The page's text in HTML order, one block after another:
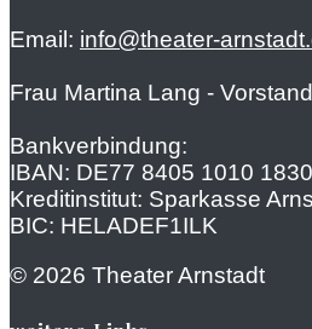
Email: info@theater-
Frau Martina Lang -
Bankverbindung:
IBAN: DE77 8405 1010
Kreditinstitut: Sparkasse
BIC: HELADEF1ILK
© 2026 Theater Arnstadt